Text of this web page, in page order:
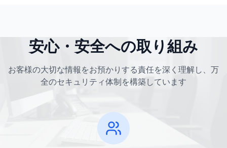
安心・安全への取り組み
お客様の大切な情報をお預かりする責任を深く理解し、万
全のセキュリティ体制を構築しています